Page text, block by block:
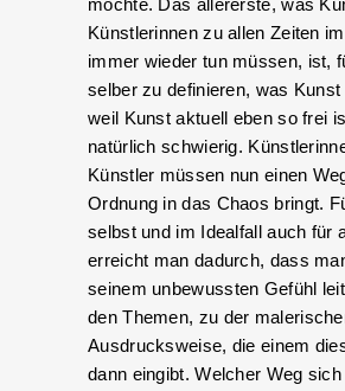
möchte. Das allererste, was
Künstlerinnen zu allen Zeiten
immer wieder tun müssen, ist,
selber zu definieren, was
weil Kunst aktuell eben so frei
natürlich schwierig.
Künstler müssen nun einen
Ordnung in das Chaos bringt.
selbst und im Idealfall auch für
erreicht man dadurch, dass
seinem unbewussten Gefühl
den Themen, zu der
Ausdrucksweise, die einem
dann eingibt. Welcher Weg sich